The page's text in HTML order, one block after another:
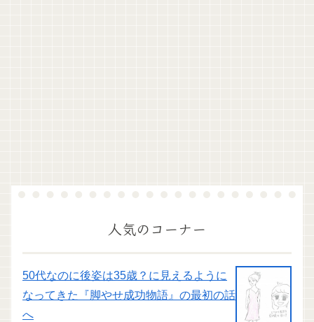
人気のコーナー
50代なのに後姿は35歳？に見えるように
なってきた『脚やせ成功物語』の最初の話
へ